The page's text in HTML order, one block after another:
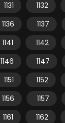
1131 1132
1136 1137
1141 1142
1146 1147
1151 1152
1156 1157
1161 1162